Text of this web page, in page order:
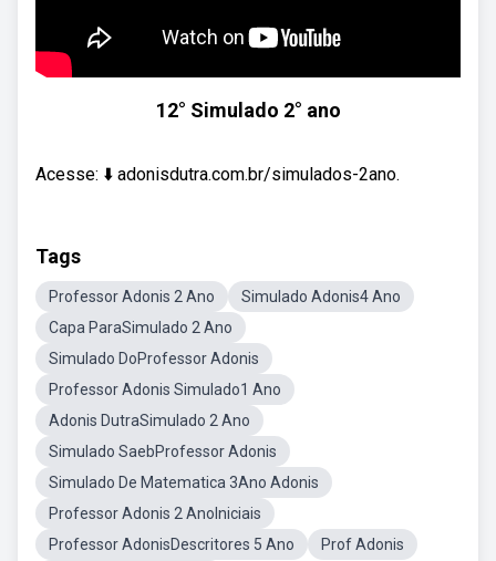
12° Simulado 2° ano
Acesse: ⬇️ adonisdutra.com.br/simulados-2ano.
Tags
Professor Adonis 2 Ano
Simulado Adonis4 Ano
Capa ParaSimulado 2 Ano
Simulado DoProfessor Adonis
Professor Adonis Simulado1 Ano
Adonis DutraSimulado 2 Ano
Simulado SaebProfessor Adonis
Simulado De Matematica 3Ano Adonis
Professor Adonis 2 AnoIniciais
Professor AdonisDescritores 5 Ano
Prof Adonis